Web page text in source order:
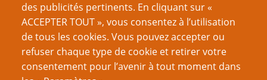
des publicités pertinents. En cliquant sur «
ACCEPTER TOUT », vous consentez à l’utilisation
de tous les cookies. Vous pouvez accepter ou
refuser chaque type de cookie et retirer votre
consentement pour l’avenir à tout moment dans
mars 2021(17)
février 2021
décembre 2020(19)